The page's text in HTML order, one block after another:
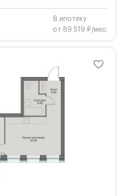
В ипотеку
от 89 519 ₽/мес.